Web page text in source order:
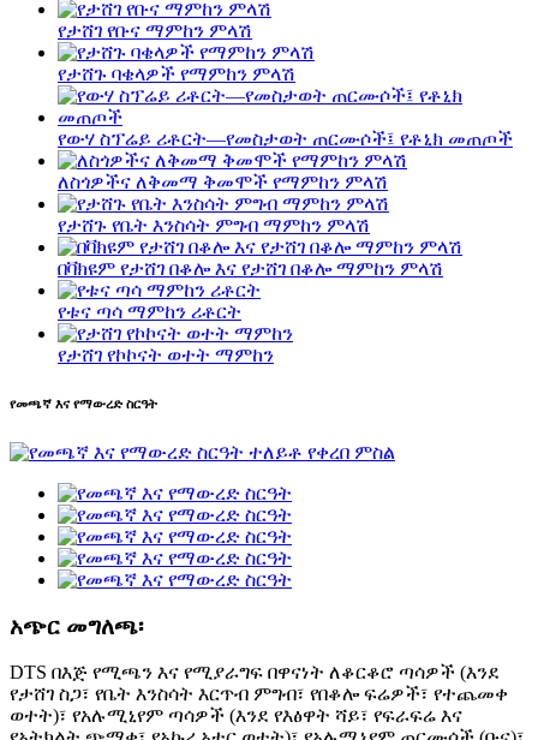
የታሸገ የቡና ማምከን ምላሽ
የታሸጉ ባቄላዎች የማምከን ምላሽ
የውሃ ስፕሬይ ሪቶርት—የመስታወት ጠርሙሶች፤ የቶኒክ መጠጦች
ለስጎዎችና ለቅመማ ቅመሞች የማምከን ምላሽ
የታሸጉ የቤት እንስሳት ምግብ ማምከን ምላሽ
በቫክዩም የታሸገ በቆሎ እና የታሸገ በቆሎ ማምከን ምላሽ
የቱና ጣሳ ማምከን ሪቶርት
የታሸገ የኮኮናት ወተት ማምከን
የመጫኛ እና የማውረድ ስርዓት
አጭር መግለጫ፡
DTS በእጅ የሚጫን እና የሚያራግፍ በዋናነት ለቆርቆሮ ጣሳዎች (እንደ
የታሸገ ስጋ፣ የቤት እንስሳት እርጥብ ምግብ፣ የበቆሎ ፍሬዎች፣ የተጨመቀ
ወተት)፣ የአሉሚኒየም ጣሳዎች (እንደ የእፅዋት ሻይ፣ የፍራፍሬ እና